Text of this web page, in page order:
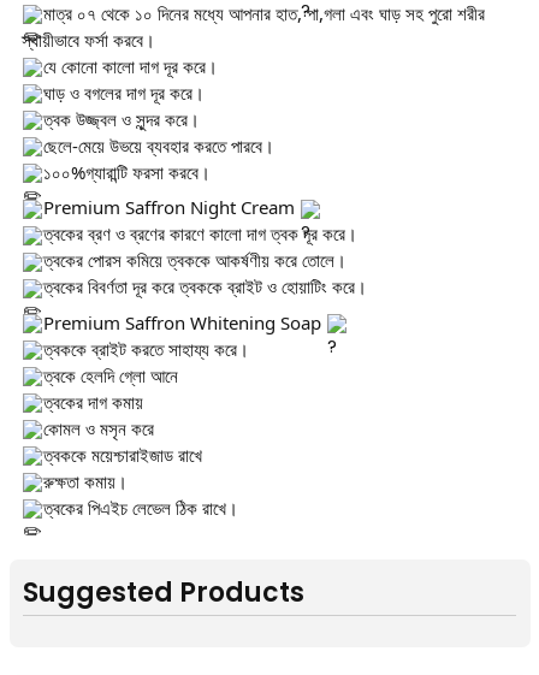
মাত্র ০৭ থেকে ১০ দিনের মধ্যে আপনার হাত, পা,গলা এবং ঘাড় সহ পুরো শরীর
স্থায়ীভাবে ফর্সা করবে।
যে কোনো কালো দাগ দূর করে।
ঘাড় ও বগলের দাগ দূর করে।
ত্বক উজ্জ্বল ও সুন্দর করে।
ছেলে-মেয়ে উভয়ে ব্যবহার করতে পারবে।
১০০%গ্যারান্টি ফরসা করবে।
Premium Saffron Night Cream
ত্বকের ব্রণ ও ব্রণের কারণে কালো দাগ ত্বক দূর করে।
ত্বকের পোরস কমিয়ে ত্বককে আকর্ষণীয় করে তোলে।
ত্বকের বিবর্ণতা দূর করে ত্বককে ব্রাইট ও হোয়াটিং করে।
Premium Saffron Whitening Soap
ত্বককে ব্রাইট করতে সাহায্য করে।
ত্বকে হেলদি গ্লো আনে
ত্বকের দাগ কমায়
কোমল ও মসৃন করে
ত্বককে ময়েশ্চারাইজাড রাখে
রুক্ষতা কমায়।
ত্বকের পিএইচ লেভেল ঠিক রাখে।
Suggested Products